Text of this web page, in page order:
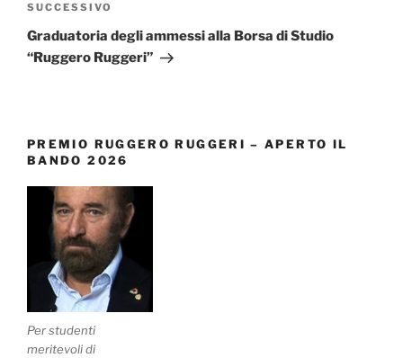
Articolo
successivo
SUCCESSIVO
Graduatoria degli ammessi alla Borsa di Studio
“Ruggero Ruggeri”
PREMIO RUGGERO RUGGERI – APERTO IL
BANDO 2026
Per studenti
meritevoli di